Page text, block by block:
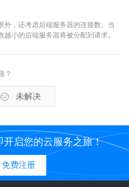
外，还考虑后端服务器的连接数。当
小的后端服务器将被分配到请求。
？
未解决
开启您的云服务之旅！
免费注册